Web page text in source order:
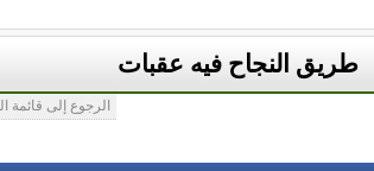
طريق النجاح فيه عقبات
الرجوع إلى قائمة